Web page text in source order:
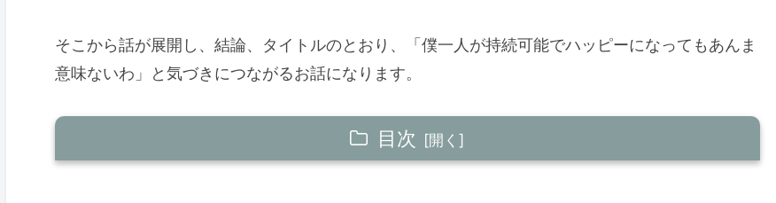
そこから話が展開し、結論、タイトルのとおり、「僕一人が持続可能でハッピーになってもあんま
意味ないわ」と気づきにつながるお話になります。
目次